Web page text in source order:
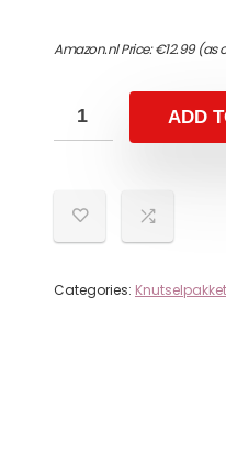
Amazon.nl Price:€12.99(as
ADD
Categories: